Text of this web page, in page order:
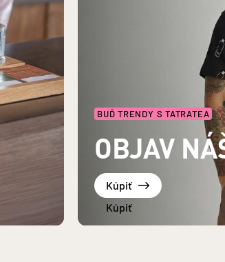
BUĎ TRENDY S TATRATEA
OBJAV
Kúpiť